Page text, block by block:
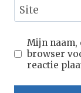
Site
Mijn naam,
browser
reactie